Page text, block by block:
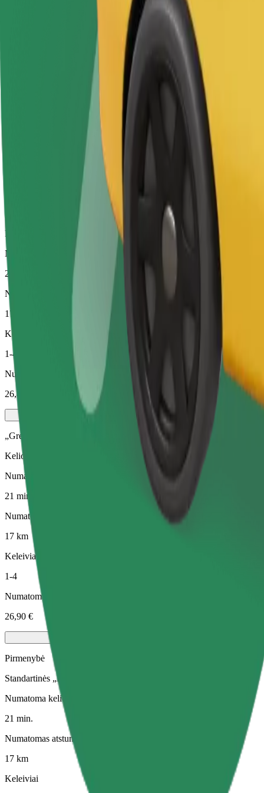
Didesni automobiliai, kuriuose daugiau erdvės kojoms ir lagaminams
Patikimos kelionės įprastais vidutinio dydžio automobiliais
Numatoma kelionės trukmė
21 min.
Numatomas atstumas
17 km
Keleiviai
1-4
Numatoma kaina
26,40 €
„Green“
Kelionės hibridinėmis ir elektra varomomis transporto priemonėmis
Numatoma kelionės trukmė
21 min.
Numatomas atstumas
17 km
Keleiviai
1-4
Numatoma kaina
26,90 €
Pirmenybė
Standartinės „Bolt“ kelionės su greitesniu paėmimu
Numatoma kelionės trukmė
21 min.
Numatomas atstumas
17 km
Keleiviai